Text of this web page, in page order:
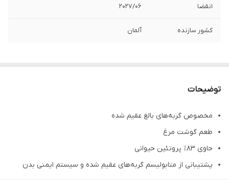
انقضا 2027/06
کشور سازنده آلمان
توضیحات
مخصوص گربه‌های بالغ عقیم شده
طعم گوشت مرغ
حاوی ۸۳٪ پروتئین حیوانی
پشتیبانی از متابولیسم گربه‌های عقیم شده و سیستم ایمنی بدن